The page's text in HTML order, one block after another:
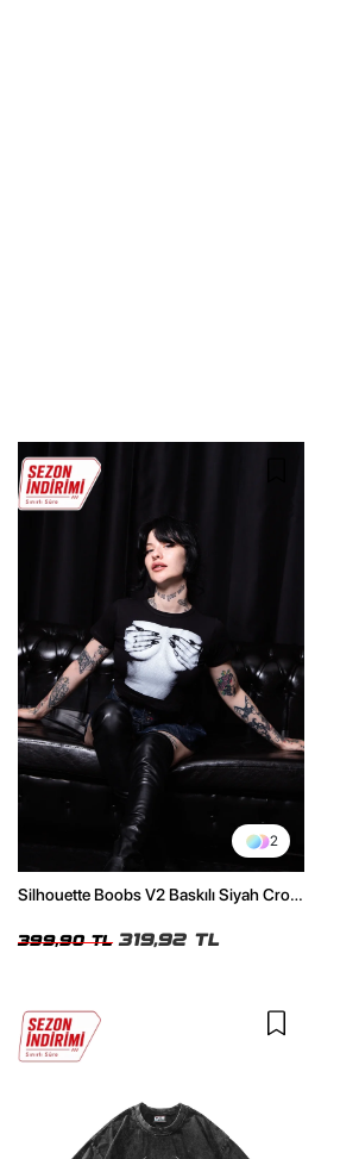
2
Silhouette Boobs V2 Baskılı Siyah Crop
399,90 TL 319,92 TL